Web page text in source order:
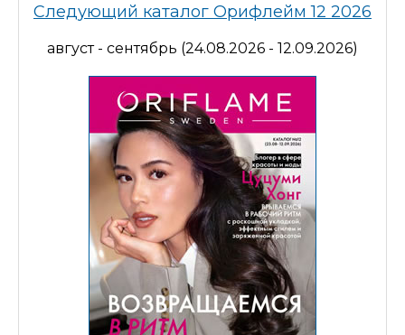
Следующий каталог Орифлейм 12 2026
август - сентябрь (24.08.2026 - 12.09.2026)